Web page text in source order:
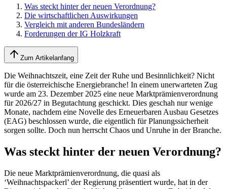
Was steckt hinter der neuen Verordnung?
Die wirtschaftlichen Auswirkungen
Vergleich mit anderen Bundesländern
Forderungen der IG Holzkraft
Zum Artikelanfang
Die Weihnachtszeit, eine Zeit der Ruhe und Besinnlichkeit? Nicht
für die österreichische Energiebranche! In einem unerwarteten Zug
wurde am 23. Dezember 2025 eine neue Marktprämienverordnung
für 2026/27 in Begutachtung geschickt. Dies geschah nur wenige
Monate, nachdem eine Novelle des Erneuerbaren Ausbau Gesetzes
(EAG) beschlossen wurde, die eigentlich für Planungssicherheit
sorgen sollte. Doch nun herrscht Chaos und Unruhe in der Branche.
Was steckt hinter der neuen Verordnung?
Die neue Marktprämienverordnung, die quasi als
‘Weihnachtspackerl’ der Regierung präsentiert wurde, hat in der